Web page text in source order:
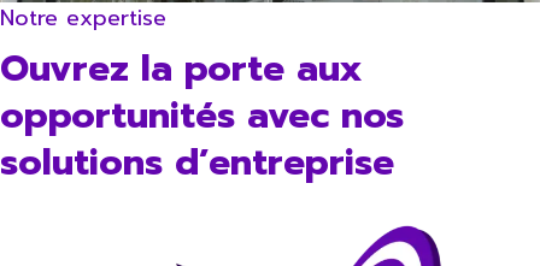
Notre expertise
Ouvrez la porte aux
opportunités avec nos
solutions d’entreprise